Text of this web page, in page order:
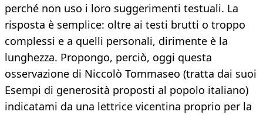
perché non uso i loro suggerimenti testuali. La
risposta è semplice: oltre ai testi brutti o troppo
complessi e a quelli personali, dirimente è la
lunghezza. Propongo, perciò, oggi questa
osservazione di Niccolò Tommaseo (tratta dai suoi
Esempi di generosità proposti al popolo italiano)
indicatami da una lettrice vicentina proprio per la